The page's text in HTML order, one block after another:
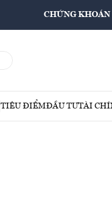
CHỨNG KHOÁN
TIÊU ĐIỂMĐẦU TƯTÀI